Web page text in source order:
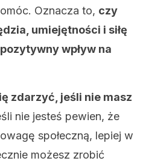
Oznacza to, czy
umiejętności i siłę
wpływ na
zdarzyć, jeśli nie masz
nie jesteś pewien, że
społeczną, lepiej w
możesz zrobić